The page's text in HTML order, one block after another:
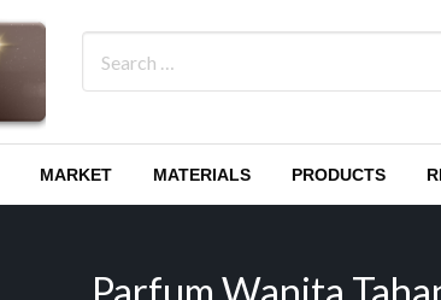
MARKET MATERIALS PRODUCTS
Parfum Wanita